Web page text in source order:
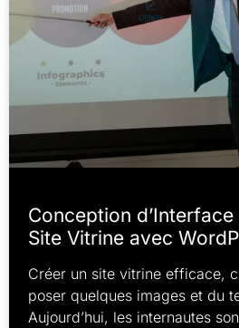
Conception
Site Vitrine avec
Créer un site vitrine efficace,
poser quelques images et du
Aujourd’hui, les internautes